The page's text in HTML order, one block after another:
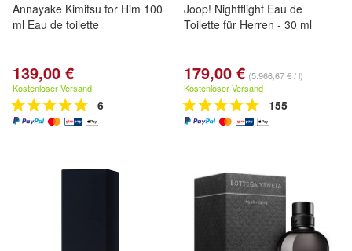
Annayake Kimitsu for Him 100
ml Eau de toilette
139,00 €
Kostenloser Versand
6
Joop! Nightflight Eau de
Toilette für Herren - 30 ml
179,00 € (5.966,67 € / l)
Kostenloser Versand
155